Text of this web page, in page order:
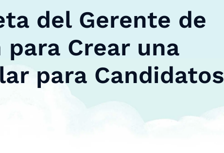
del Gerente de
Crear una
para Candidatos